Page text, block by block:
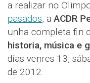
a realizar no
pasados, aACDR
unha completa fin
historia, música e
días venres 13,
de 2012.